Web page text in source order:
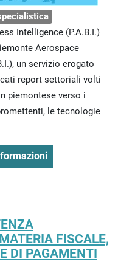
Intelligence (P.A.B.I.)
Aerospace
un servizio erogato
report settoriali volti
piemontese verso i
le tecnologie
FISCALE,
DI PAGAMENTI